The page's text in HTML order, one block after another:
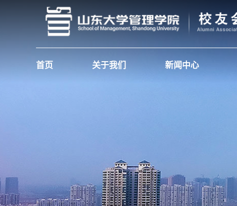
首页 关于我们 新闻中心